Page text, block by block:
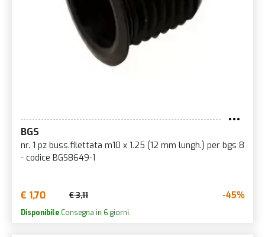
BGS
nr. 1 pz buss.filettata m10 x 1.25 (12 mm lungh.) per bgs 8
- codice BGS8649-1
€ 1,70 € 3,11 -45%
Disponibile Consegna in 6 giorni.